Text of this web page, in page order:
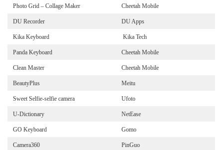
Photo Grid – Collage Maker Cheetah Mobile
DU Recorder DU Apps
Kika Keyboard Kika Tech
Panda Keyboard Cheetah Mobile
Clean Master Cheetah Mobile
BeautyPlus Meitu
Sweet Selfie-selfie camera Ufoto
U-Dictionary NetEase
GO Keyboard Gomo
Camera360 PinGuo